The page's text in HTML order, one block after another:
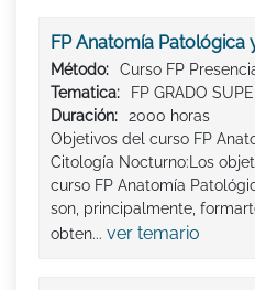
FP Anatomía
Método:
Curso FP
Tematica:
FP GRADO
Duración:
2000 horas
Objetivos del curso FP
Citología Nocturno:Los
curso FP Anatomía
son, principalmente,
obten... ver temario